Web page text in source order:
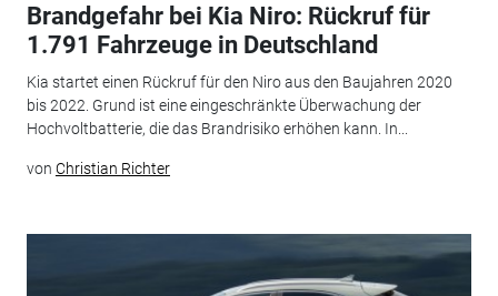
Brandgefahr bei Kia Niro: Rückruf für
1.791 Fahrzeuge in Deutschland
Kia startet einen Rückruf für den Niro aus den Baujahren 2020
bis 2022. Grund ist eine eingeschränkte Überwachung der
Hochvoltbatterie, die das Brandrisiko erhöhen kann. In...
von Christian Richter